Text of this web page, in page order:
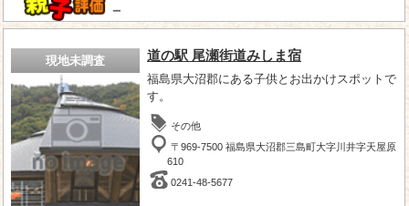
－
現地未調査 道の駅 尾瀬街道みしま宿
福島県大沼郡にある子供とお出かけスポットで
す。
その他
〒969-7500 福島県大沼郡三島町大字川井字天屋原
610
0241-48-5677